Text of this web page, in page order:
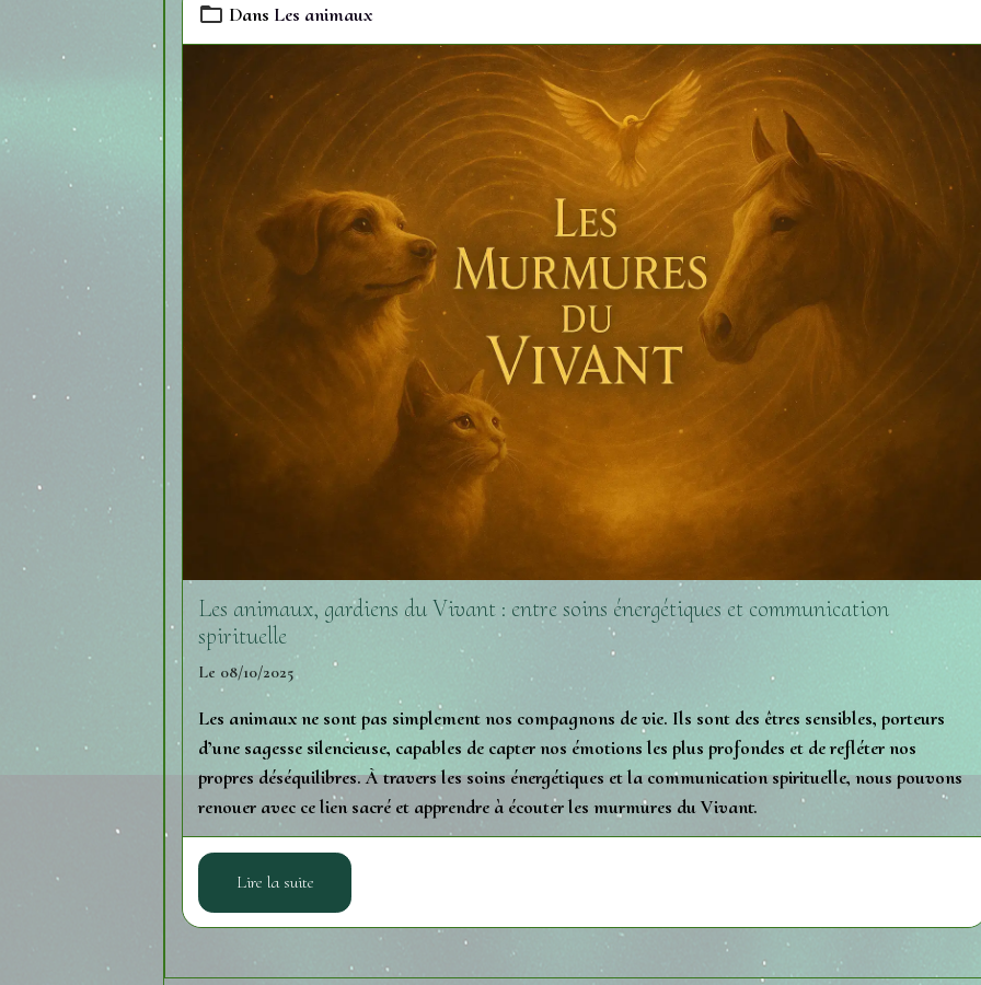
Dans Les animaux
Les animaux, gardiens du Vivant : entre soins énergétiques et communication
spirituelle
Le 08/10/2025
Les animaux ne sont pas simplement nos compagnons de vie. Ils sont des êtres sensibles, porteurs
d’une sagesse silencieuse, capables de capter nos émotions les plus profondes et de refléter nos
propres déséquilibres. À travers les soins énergétiques et la communication spirituelle, nous pouvons
renouer avec ce lien sacré et apprendre à écouter les murmures du Vivant.
Lire la suite